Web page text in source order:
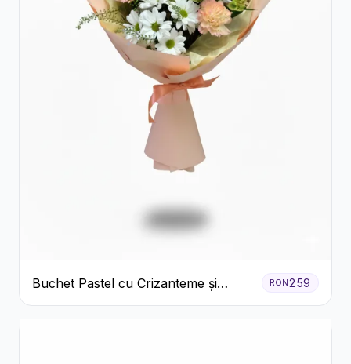
Buchet Pastel cu Crizanteme și
Garoafe
RON 259